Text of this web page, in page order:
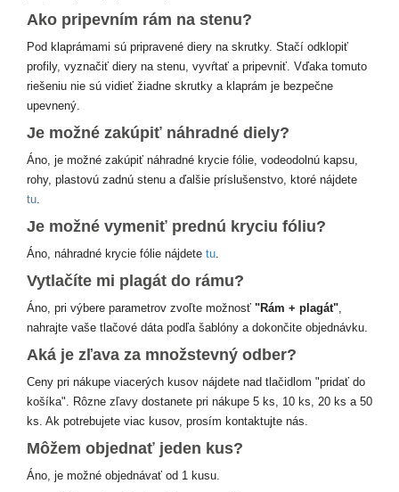
Ako pripevním rám na stenu?
Pod klaprámami sú pripravené diery na skrutky. Stačí odklopiť
profily, vyznačiť diery na stenu, vyvŕtať a pripevniť. Vďaka tomuto
riešeniu nie sú vidieť žiadne skrutky a klaprám je bezpečne
upevnený.
Je možné zakúpiť náhradné diely?
Áno, je možné zakúpiť náhradné krycie fólie, vodeodolnú kapsu,
rohy, plastovú zadnú stenu a ďalšie príslušenstvo, ktoré nájdete
tu
Je možné vymeniť prednú kryciu fóliu?
Áno, náhradné krycie fólie nájdete tu
Vytlačíte mi plagát do rámu?
Áno, pri výbere parametrov zvoľte možnosť "Rám + plagát"
nahrajte vaše tlačové dáta podľa šablóny a dokončite objednávku.
Aká je zľava za množstevný odber?
Ceny pri nákupe viacerých kusov nájdete nad tlačidlom "pridať do
košíka". Rôzne zľavy dostanete pri nákupe 5 ks, 10 ks, 20 ks a 50
ks. Ak potrebujete viac kusov, prosím kontaktujte nás.
Môžem objednať jeden kus?
Áno, je možné objednávať od 1 kusu.